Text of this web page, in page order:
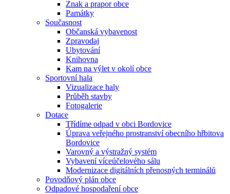
Znak a prapor obce
Památky
Současnost
Občanská vybavenost
Zpravodaj
Ubytování
Knihovna
Kam na výlet v okolí obce
Sportovní hala
Vizualizace haly
Průběh stavby
Fotogalerie
Dotace
Třídíme odpad v obci Bordovice
Úprava veřejného prostranství obecního hřbitova
Bordovice
Varovný a výstražný systém
Vybavení víceúčelového sálu
Modernizace digitálních přenosných terminálů
Povodňový plán obce
Odpadové hospodaření obce